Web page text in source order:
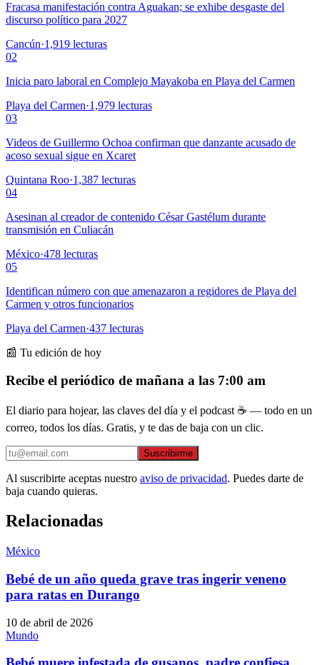
Fracasa manifestación contra Aguakan; se exhibe desgaste del
discurso político para 2027
Cancún·1,919 lecturas
02
Inicia paro laboral en Complejo Mayakoba en Playa del Carmen
Playa del Carmen·1,979 lecturas
03
Videos de Guillermo Ochoa confirman que danzante acusado de
acoso sexual sigue en Xcaret
Quintana Roo·1,387 lecturas
04
Asesinan al creador de contenido César Gastélum durante
transmisión en Culiacán
México·478 lecturas
05
Identifican número con que amenazaron a regidores de Playa del
Carmen y otros funcionarios
Playa del Carmen·437 lecturas
📰 Tu edición de hoy
Recibe el periódico de mañana a las 7:00 am
El diario para hojear, las claves del día y el podcast ☕ — todo en un
correo, todos los días. Gratis, y te das de baja con un clic.
Suscribirme
Al suscribirte aceptas nuestro aviso de privacidad. Puedes darte de
baja cuando quieras.
Relacionadas
México
Bebé de un año queda grave tras ingerir veneno
para ratas en Durango
10 de abril de 2026
Mundo